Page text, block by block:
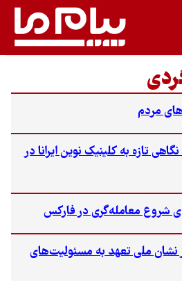
مردم
تازه به کلینیک نوین ایرانا در
شروع معامله‌گری در فارکس
نشان ملی تعهد به مسئولیت‌های